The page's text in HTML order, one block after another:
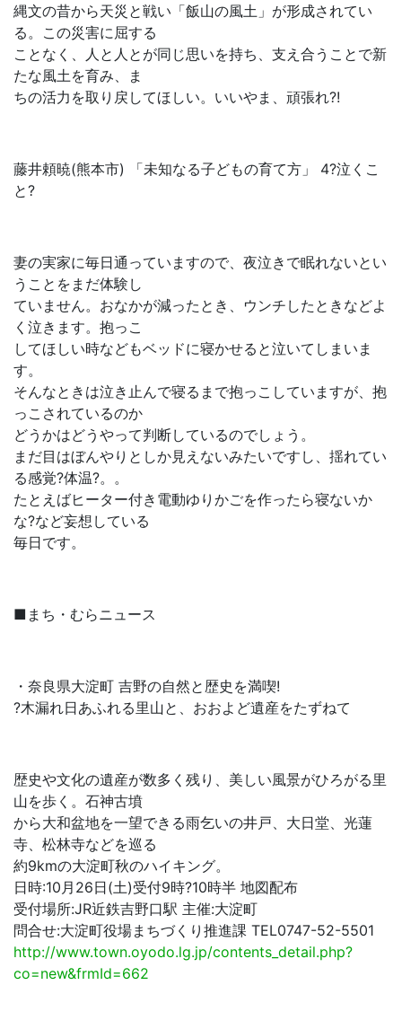
縄文の昔から天災と戦い「飯山の風土」が形成されてい
る。この災害に屈する
ことなく、人と人とが同じ思いを持ち、支え合うことで新
たな風土を育み、ま
ちの活力を取り戻してほしい。いいやま、頑張れ?!
藤井頼暁(熊本市) 「未知なる子どもの育て方」 4?泣くこ
と?
妻の実家に毎日通っていますので、夜泣きで眠れないとい
うことをまだ体験し
ていません。おなかが減ったとき、ウンチしたときなどよ
く泣きます。抱っこ
してほしい時などもベッドに寝かせると泣いてしまいま
す。
そんなときは泣き止んで寝るまで抱っこしていますが、抱
っこされているのか
どうかはどうやって判断しているのでしょう。
まだ目はぼんやりとしか見えないみたいですし、揺れてい
る感覚?体温?。。
たとえばヒーター付き電動ゆりかごを作ったら寝ないか
な?など妄想している
毎日です。
■まち・むらニュース
・奈良県大淀町 吉野の自然と歴史を満喫!
?木漏れ日あふれる里山と、おおよど遺産をたずねて
歴史や文化の遺産が数多く残り、美しい風景がひろがる里
山を歩く。石神古墳
から大和盆地を一望できる雨乞いの井戸、大日堂、光蓮
寺、松林寺などを巡る
約9kmの大淀町秋のハイキング。
日時:10月26日(土)受付9時?10時半 地図配布
受付場所:JR近鉄吉野口駅 主催:大淀町
問合せ:大淀町役場まちづくり推進課 TEL0747-52-5501
http://www.town.oyodo.lg.jp/contents_detail.php?
co=new&frmId=662